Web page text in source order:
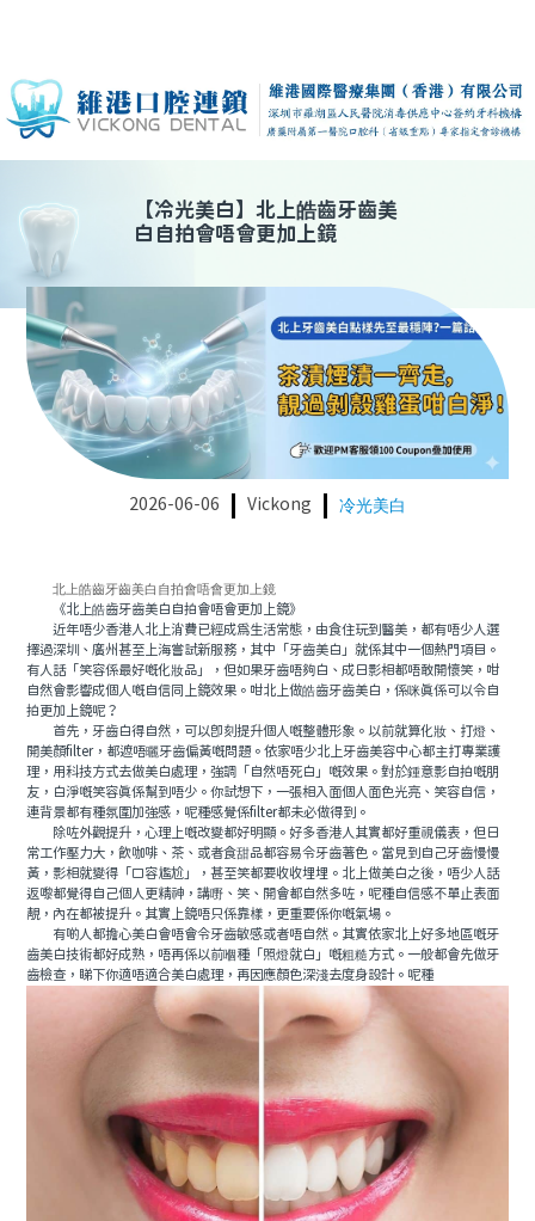
【冷光美白】 北上皓齒牙齒美
白自拍會唔會更加上鏡
2026-06-06 Vickong 冷光美白
北上皓齒牙齒美白自拍會唔會更加上鏡
《北上皓齒牙齒美白自拍會唔會更加上鏡》
近年唔少香港人北上消費已經成為生活常態，由食住玩到醫美，都有唔少人選
擇過深圳、廣州甚至上海嘗試新服務，其中「牙齒美白」就係其中一個熱門項目。
有人話「笑容係最好嘅化妝品」，但如果牙齒唔夠白、成日影相都唔敢開懷笑，咁
自然會影響成個人嘅自信同上鏡效果。咁北上做皓齒牙齒美白，係咪真係可以令自
拍更加上鏡呢？
首先，牙齒白得自然，可以即刻提升個人嘅整體形象。以前就算化妝、打燈、
開美顏filter，都遮唔曬牙齒偏黃嘅問題。依家唔少北上牙齒美容中心都主打專業護
理，用科技方式去做美白處理，強調「自然唔死白」嘅效果。對於鍾意影自拍嘅朋
友，白淨嘅笑容真係幫到唔少。你試想下，一張相入面個人面色光亮、笑容自信，
連背景都有種氛圍加強感，呢種感覺係filter都未必做得到。
除咗外觀提升，心理上嘅改變都好明顯。好多香港人其實都好重視儀表，但日
常工作壓力大，飲咖啡、茶、或者食甜品都容易令牙齒著色。當見到自己牙齒慢慢
黃，影相就變得「口容尷尬」，甚至笑都要收收埋埋。北上做美白之後，唔少人話
返嚟都覺得自己個人更精神，講嘢、笑、開會都自然多咗，呢種自信感不單止表面
靚，內在都被提升。其實上鏡唔只係靠樣，更重要係你嘅氣場。
有啲人都擔心美白會唔會令牙齒敏感或者唔自然。其實依家北上好多地區嘅牙
齒美白技術都好成熟，唔再係以前嗰種「照燈就白」嘅粗糙方式。一般都會先做牙
齒檢查，睇下你適唔適合美白處理，再因應顏色深淺去度身設計。呢種